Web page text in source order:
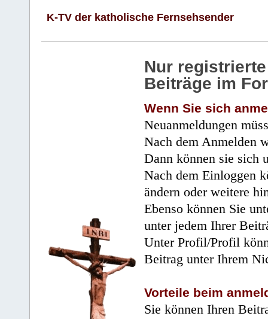
K-TV der katholische Fernsehsender
Nur
Beiträge im
Wenn Sie sich
Neuanmeldungen
Nach dem Anmelden
Dann können sie sich
Nach dem Einloggen
ändern oder weitere
Ebenso können Sie
unter jedem Ihrer
Unter Profil/Profil
Beitrag unter Ihrem
Vorteile beim
Sie können Ihren